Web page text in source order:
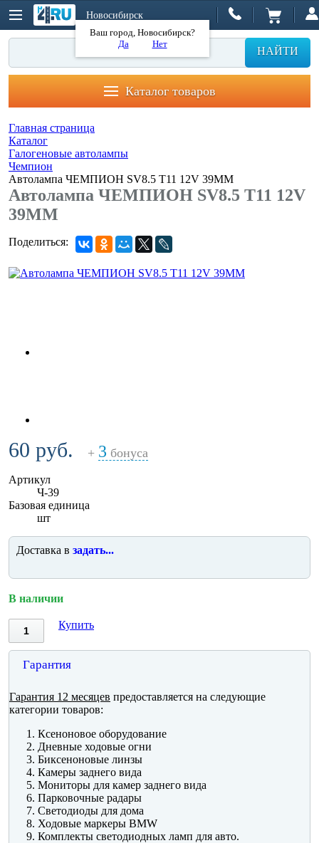
Новосибирск
Ваш город, Новосибирск?
Да
Нет
НАЙТИ
Каталог товаров
Главная страница
Каталог
Галогеновые автолампы
Чемпион
Автолампа ЧЕМПИОН SV8.5 T11 12V 39MM
Автолампа ЧЕМПИОН SV8.5 T11 12V
39MM
Поделиться:
60 руб. + 3 бонуса
Артикул
Ч-39
Базовая единица
шт
Доставка в задать...
В наличии
Купить
Гарантия
Гарантия 12 месяцев предоставляется на следующие
категории товаров:
Ксеноновое оборудование
Дневные ходовые огни
Биксеноновые линзы
Камеры заднего вида
Мониторы для камер заднего вида
Парковочные радары
Светодиоды для дома
Ходовые маркеры BMW
Комплекты светодиодных ламп для авто.